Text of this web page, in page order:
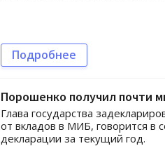
Подробнее
Порошенко получил почти
Глава государства
от вкладов в МИБ, говорится
декларации за текущий год.